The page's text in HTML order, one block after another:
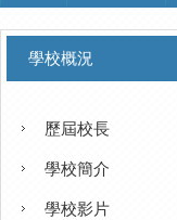
學校概況
歷屆校長
學校簡介
學校影片